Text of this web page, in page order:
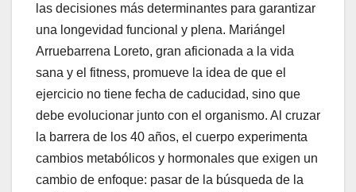
las decisiones más determinantes para garantizar
una longevidad funcional y plena. Mariángel
Arruebarrena Loreto, gran aficionada a la vida
sana y el fitness, promueve la idea de que el
ejercicio no tiene fecha de caducidad, sino que
debe evolucionar junto con el organismo. Al cruzar
la barrera de los 40 años, el cuerpo experimenta
cambios metabólicos y hormonales que exigen un
cambio de enfoque: pasar de la búsqueda de la